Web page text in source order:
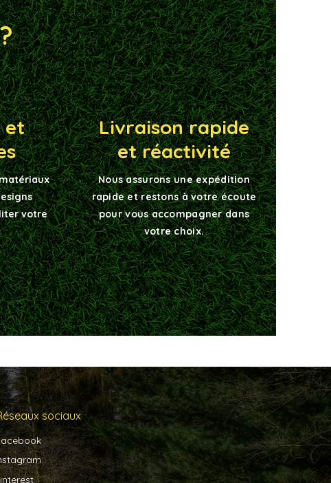
et
votre
Livraison rapide
et réactivité
Nous assurons une expédition
rapide et restons à votre écoute
pour vous accompagner dans
votre choix.
sociaux